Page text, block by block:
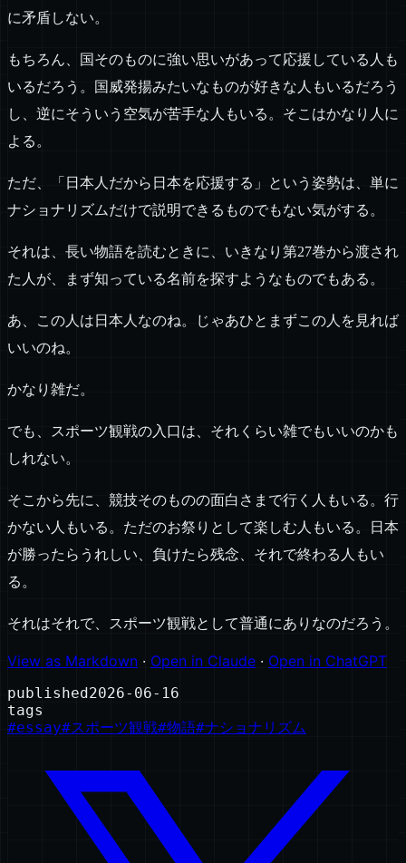
に矛盾しない。
もちろん、国そのものに強い思いがあって応援している人も
いるだろう。国威発揚みたいなものが好きな人もいるだろう
し、逆にそういう空気が苦手な人もいる。そこはかなり人に
よる。
ただ、「日本人だから日本を応援する」という姿勢は、単に
ナショナリズムだけで説明できるものでもない気がする。
それは、長い物語を読むときに、いきなり第27巻から渡され
た人が、まず知っている名前を探すようなものでもある。
あ、この人は日本人なのね。じゃあひとまずこの人を見れば
いいのね。
かなり雑だ。
でも、スポーツ観戦の入口は、それくらい雑でもいいのかも
しれない。
そこから先に、競技そのものの面白さまで行く人もいる。行
かない人もいる。ただのお祭りとして楽しむ人もいる。日本
が勝ったらうれしい、負けたら残念、それで終わる人もい
る。
それはそれで、スポーツ観戦として普通にありなのだろう。
View as Markdown · Open in Claude · Open in ChatGPT
published 2026-06-16
tags
#essay#スポーツ観戦#物語#ナショナリズム